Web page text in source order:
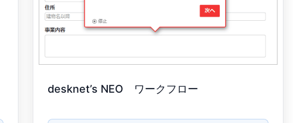
desknet’s NEO ワークフロー